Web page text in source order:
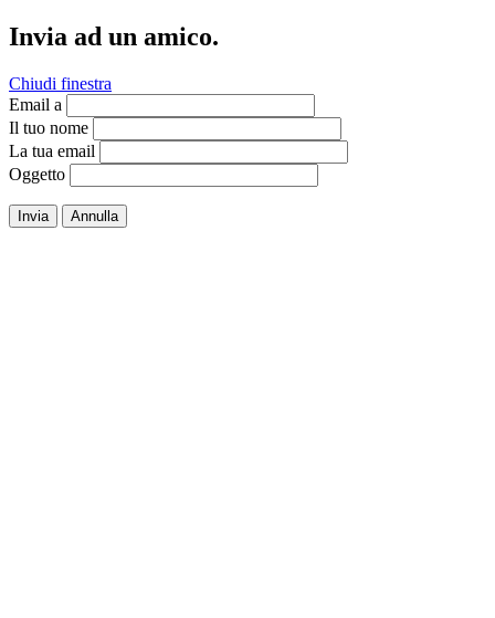
Invia ad un amico.
Chiudi finestra
Email a
Il tuo nome
La tua email
Oggetto
Invia Annulla